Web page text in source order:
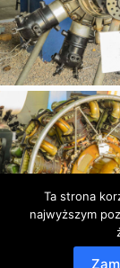
Ta strona
najwyższym